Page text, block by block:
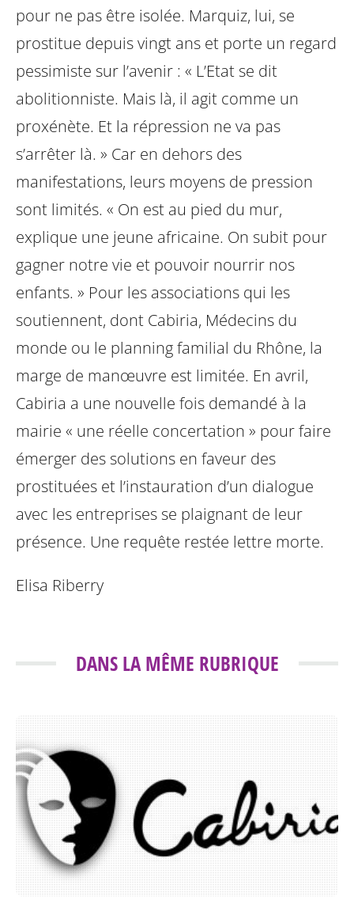
pour ne pas être isolée. Marquiz, lui, se
prostitue depuis vingt ans et porte un regard
pessimiste sur l’avenir : « L’Etat se dit
abolitionniste. Mais là, il agit comme un
proxénète. Et la répression ne va pas
s’arrêter là. » Car en dehors des
manifestations, leurs moyens de pression
sont limités. « On est au pied du mur,
explique une jeune africaine. On subit pour
gagner notre vie et pouvoir nourrir nos
enfants. » Pour les associations qui les
soutiennent, dont Cabiria, Médecins du
monde ou le planning familial du Rhône, la
marge de manœuvre est limitée. En avril,
Cabiria a une nouvelle fois demandé à la
mairie « une réelle concertation » pour faire
émerger des solutions en faveur des
prostituées et l’instauration d’un dialogue
avec les entreprises se plaignant de leur
présence. Une requête restée lettre morte.
Elisa Riberry
DANS LA MÊME RUBRIQUE